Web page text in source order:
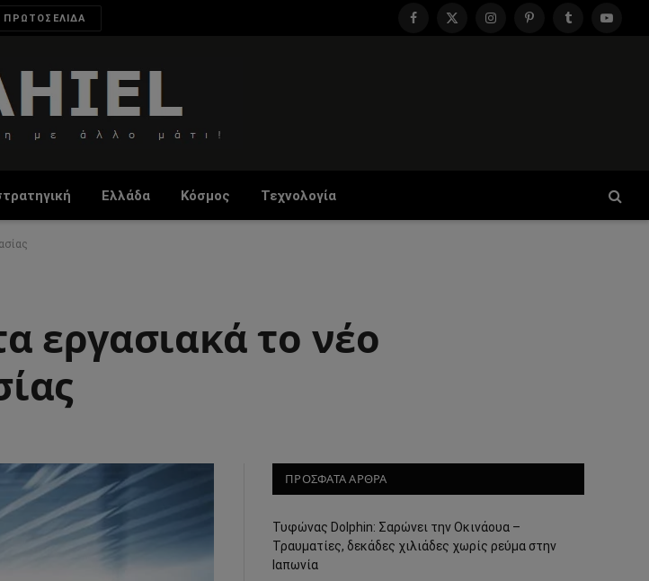
ΠΡΩΤΟΣΕΛΙΔΑ
Facebook
X
InstagramPinterestTumblr
Ελλάδα Κόσμος Τεχνολογία
εργασιακά το νέο
ΠΡΟΣΦΑΤΑ ΑΡΘΡΑ
Τυφώνας Dolphin: Σαρώνει την Οκινάουα –
Τραυματίες, δεκάδες χιλιάδες χωρίς ρεύμα στην
Ιαπωνία